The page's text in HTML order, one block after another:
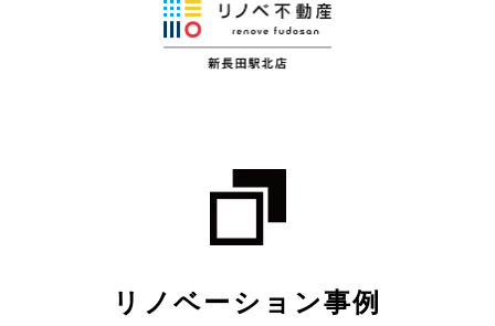
リノベーション事例